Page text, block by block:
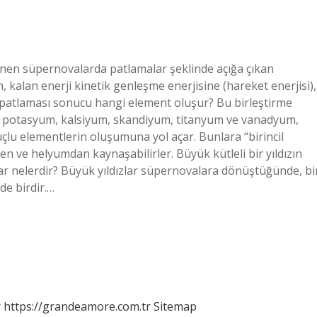
süpernovalarda patlamalar şeklinde açığa çıkan
kalan enerji kinetik genleşme enerjisine (hareket enerjisi),
patlaması sonucu hangi element oluşur? Bu birleştirme
kalsiyum, skandiyum, titanyum ve vanadyum,
elementlerin oluşumuna yol açar. Bunlara “birincil
ve helyumdan kaynaşabilirler. Büyük kütleli bir yıldızın
nelerdir? Büyük yıldızlar süpernovalara dönüştüğünde,
birdir.…
https://grandeamore.com.trSitemap